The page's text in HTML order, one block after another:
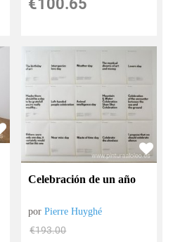
€100.65
Celebración de un año
porPierre Huyghé
€193.00